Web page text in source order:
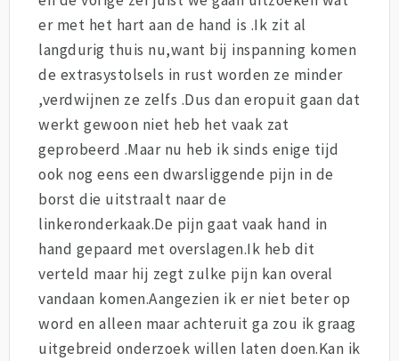
er met het hart aan de hand is .Ik zit al
langdurig thuis nu,want bij inspanning komen
de extrasystolsels in rust worden ze minder
,verdwijnen ze zelfs .Dus dan eropuit gaan dat
werkt gewoon niet heb het vaak zat
geprobeerd .Maar nu heb ik sinds enige tijd
ook nog eens een dwarsliggende pijn in de
borst die uitstraalt naar de
linkeronderkaak.De pijn gaat vaak hand in
hand gepaard met overslagen.Ik heb dit
verteld maar hij zegt zulke pijn kan overal
vandaan komen.Aangezien ik er niet beter op
word en alleen maar achteruit ga zou ik graag
uitgebreid onderzoek willen laten doen.Kan ik